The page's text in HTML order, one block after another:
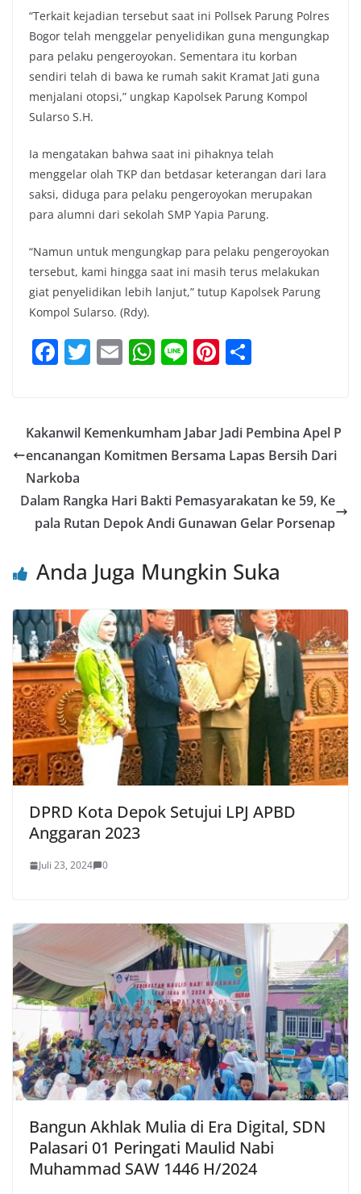
“Terkait kejadian tersebut saat ini Pollsek Parung Polres
Bogor telah menggelar penyelidikan guna mengungkap
para pelaku pengeroyokan. Sementara itu korban
sendiri telah di bawa ke rumah sakit Kramat Jati guna
menjalani otopsi,” ungkap Kapolsek Parung Kompol
Sularso S.H.
Ia mengatakan bahwa saat ini pihaknya telah
menggelar olah TKP dan betdasar keterangan dari lara
saksi, diduga para pelaku pengeroyokan merupakan
para alumni dari sekolah SMP Yapia Parung.
“Namun untuk mengungkap para pelaku pengeroyokan
tersebut, kami hingga saat ini masih terus melakukan
giat penyelidikan lebih lanjut,” tutup Kapolsek Parung
Kompol Sularso. (Rdy).
F
e
b
o
o
k
T
er
E
l
W
s
A
p
Li Pi
e
st
e
Kakanwil Kemenkumham Jabar Jadi Pembina Apel P
encanangan Komitmen Bersama Lapas Bersih Dari
Narkoba
Dalam Rangka Hari Bakti Pemasyarakatan ke 59, Ke
pala Rutan Depok Andi Gunawan Gelar Porsenap
Anda Juga Mungkin Suka
DPRD Kota Depok Setujui LPJ APBD
Anggaran 2023
Juli 23, 2024 0
Bangun Akhlak Mulia di Era Digital, SDN
Palasari 01 Peringati Maulid Nabi
Muhammad SAW 1446 H/2024